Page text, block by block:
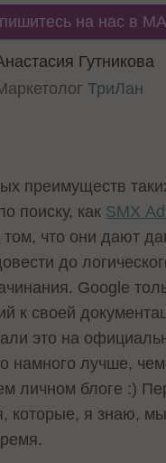
на нас в
Гутникова
ТриЛан
преимуществ
поиску, как SMX
том, что они дают
до
Google
к своей
это на
намного лучше,
личном блоге :)
которые, я знаю,